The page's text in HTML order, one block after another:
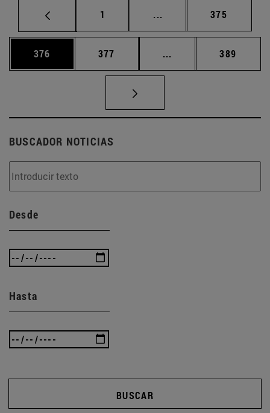
Página
1 ... Páginas intermedias
Página
375
Página
376 Página
377 ... Páginas intermedias
Página
389
BUSCADOR NOTICIAS
Desde
Hasta
BUSCAR